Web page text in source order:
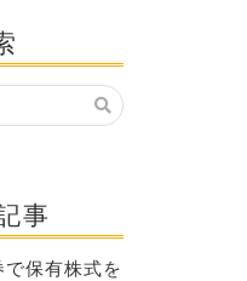
事
で保有株式を